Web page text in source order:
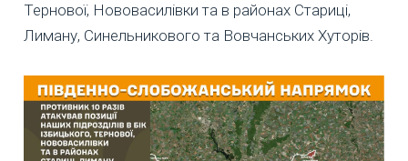
Тернової, Нововасилівки та в районах Стариці,
Лиману, Синельникового та Вовчанських Хуторів.